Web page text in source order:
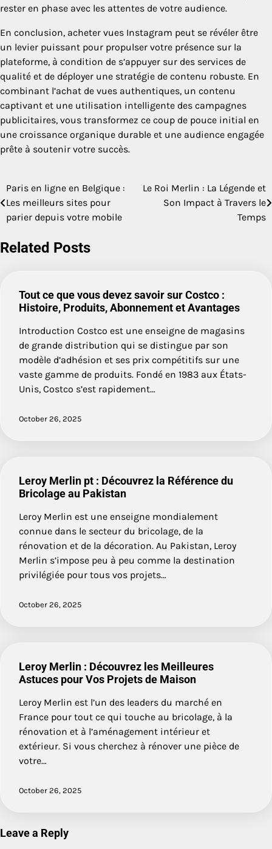
rester en phase avec les attentes de votre audience.
En conclusion, acheter vues Instagram peut se révéler être
un levier puissant pour propulser votre présence sur la
plateforme, à condition de s’appuyer sur des services de
qualité et de déployer une stratégie de contenu robuste. En
combinant l’achat de vues authentiques, un contenu
captivant et une utilisation intelligente des campagnes
publicitaires, vous transformez ce coup de pouce initial en
une croissance organique durable et une audience engagée
prête à soutenir votre succès.
Post
navigation
Paris en ligne en Belgique :
Les meilleurs sites pour
parier depuis votre mobile
Le Roi Merlin : La Légende et
Son Impact à Travers le
Temps
Related Posts
Tout ce que vous devez savoir sur Costco :
Histoire, Produits, Abonnement et Avantages
Introduction Costco est une enseigne de magasins
de grande distribution qui se distingue par son
modèle d’adhésion et ses prix compétitifs sur une
vaste gamme de produits. Fondé en 1983 aux États-
Unis, Costco s’est rapidement…
October 26, 2025
Leroy Merlin pt : Découvrez la Référence du
Bricolage au Pakistan
Leroy Merlin est une enseigne mondialement
connue dans le secteur du bricolage, de la
rénovation et de la décoration. Au Pakistan, Leroy
Merlin s’impose peu à peu comme la destination
privilégiée pour tous vos projets…
October 26, 2025
Leroy Merlin : Découvrez les Meilleures
Astuces pour Vos Projets de Maison
Leroy Merlin est l’un des leaders du marché en
France pour tout ce qui touche au bricolage, à la
rénovation et à l’aménagement intérieur et
extérieur. Si vous cherchez à rénover une pièce de
votre…
October 26, 2025
Leave a Reply